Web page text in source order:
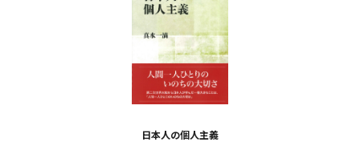
日本人の個人主義